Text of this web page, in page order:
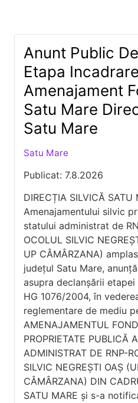
Anunt Public
Etapa Incadrare
Amenajament
Satu Mare
Satu Mare
Satu Mare
Publicat: 7.8.2026
DIRECȚIA SILVICĂ
Amenajamentului silvic
statului administrat de
OCOLUL SILVIC
UP CÂMÂRZANA)
județul Satu Mare,
asupra declanșării
HG 1076/2004, în
reglementare de mediu
AMENAJAMENTUL
PROPRIETATE PUBLICĂ
ADMINISTRAT DE RNP-
SILVIC NEGREȘTI OAȘ
CÂMÂRZANA) DIN
SATU MARE și s-a